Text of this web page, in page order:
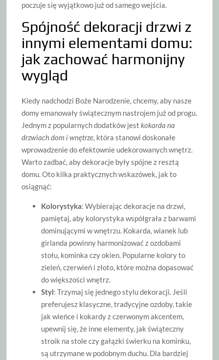
poczuje się wyjątkowo już od samego wejścia.
Spójność dekoracji drzwi z
innymi elementami domu:
jak zachować harmonijny
wygląd
Kiedy nadchodzi Boże Narodzenie, chcemy, aby nasze
domy emanowały świątecznym nastrojem już od progu.
Jednym z popularnych dodatków jestkokarda na
drzwiach dom i wnętrze, która stanowi doskonałe
wprowadzenie do efektownie udekorowanych wnętrz.
Warto zadbać, aby dekoracje były spójne z resztą
domu. Oto kilka praktycznych wskazówek, jak to
osiągnąć:
Kolorystyka: Wybierając dekoracje na drzwi,
pamiętaj, aby kolorystyka współgrała z barwami
dominującymi w wnętrzu. Kokarda, wianek lub
girlanda powinny harmonizować z ozdobami
stołu, kominka czy okien. Popularne kolory to
zieleń, czerwień i złoto, które można dopasować
do większości wnętrz.
Styl: Trzymaj się jednego stylu dekoracji. Jeśli
preferujesz klasyczne, tradycyjne ozdoby, takie
jak wieńce i kokardy z czerwonym akcentem,
upewnij się, że inne elementy, jak świąteczny
stroik na stole czy gałązki świerku na kominku,
są utrzymane w podobnym duchu. Dla bardziej